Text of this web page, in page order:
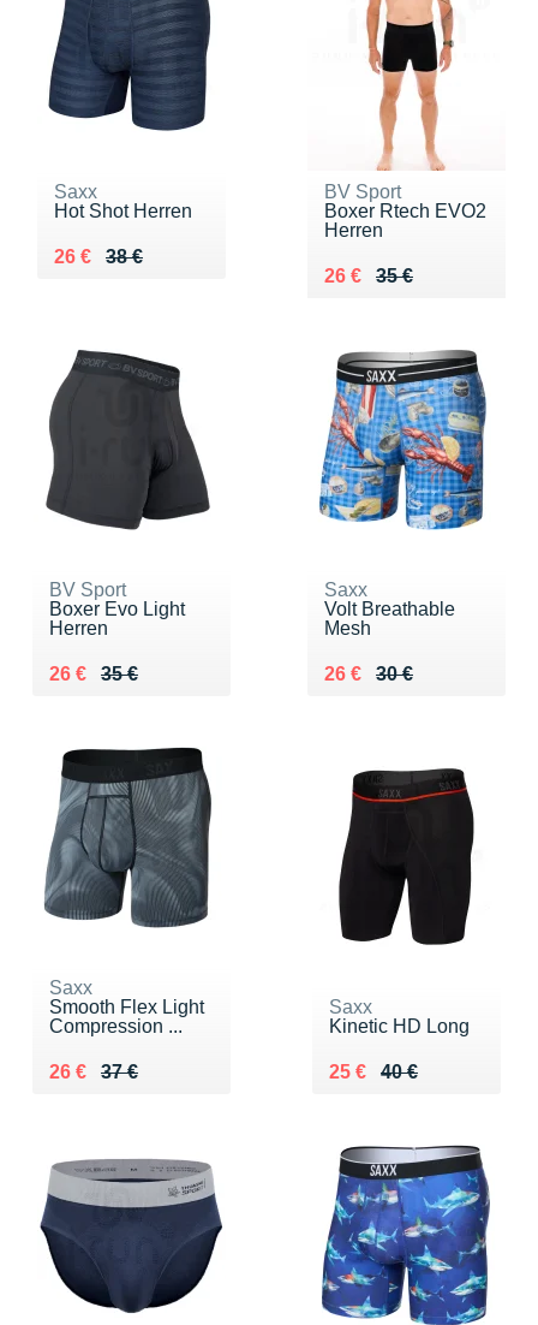
Saxx
Hot Shot Herren
38 €
Au lieu de 38 €
26 €
Vendu 26 €
BV Sport
Boxer Rtech EVO2
Herren
35 €
Au lieu de 35 €
26 €
Vendu 26 €
BV Sport
Boxer Evo Light
Herren
35 €
Au lieu de 35 €
26 €
Vendu 26 €
Saxx
Volt Breathable
Mesh
30 €
Au lieu de 30 €
26 €
Vendu 26 €
Saxx
Smooth Flex Light
Compression ...
37 €
Au lieu de 37 €
26 €
Vendu 26 €
Saxx
Kinetic HD Long
40 €
Au lieu de 40 €
25 €
Vendu 25 €